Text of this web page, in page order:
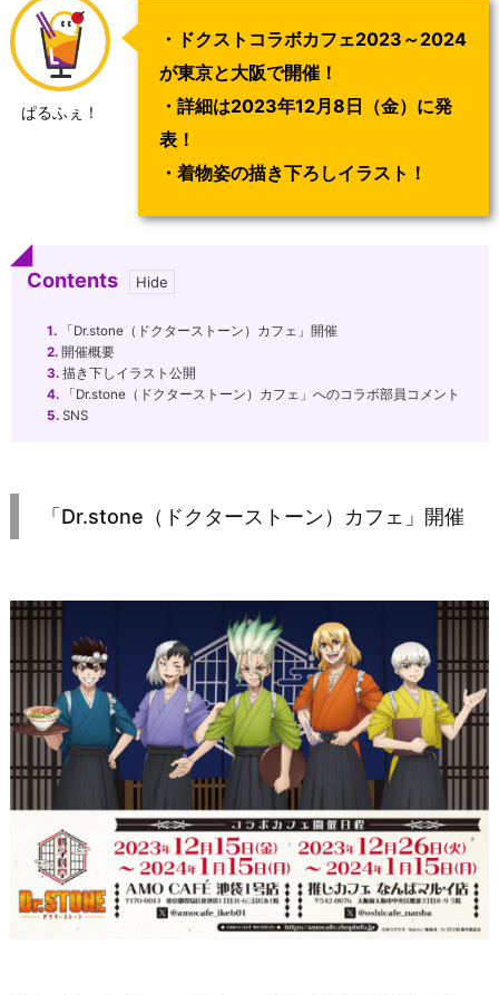
ぱるふぇ！
・ドクストコラボカフェ2023～2024
が東京と大阪で開催！
・詳細は2023年12月8日（金）に発
表！
・着物姿の描き下ろしイラスト！
Contents
1.「Dr.stone（ドクターストーン）カフェ」開催
2.開催概要
3.描き下しイラスト公開
4.「Dr.stone（ドクターストーン）カフェ」へのコラボ部員コメント
5.SNS
「Dr.stone（ドクターストーン）カフェ」開催